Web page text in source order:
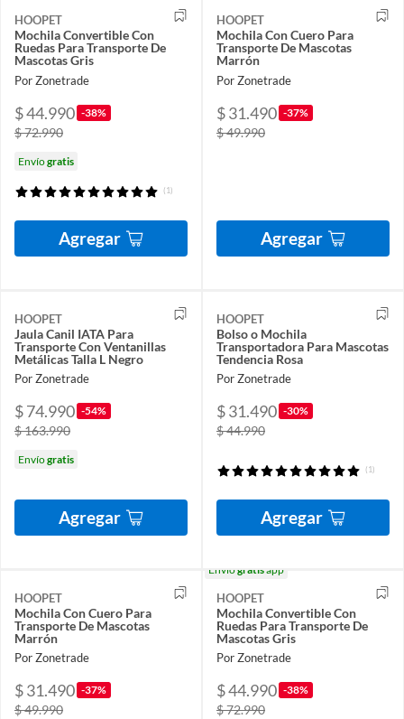
HOOPET
Mochila Convertible Con
Ruedas Para Transporte De
Mascotas Gris
Por Zonetrade
$ 44.990 -38%
$ 72.990
Envíogratis
(1)
Agregar
HOOPET
Mochila Con Cuero Para
Transporte De Mascotas
Marrón
Por Zonetrade
$ 31.490 -37%
$ 49.990
Agregar
HOOPET
Jaula Canil IATA Para
Transporte Con Ventanillas
Metálicas Talla L Negro
Por Zonetrade
$ 74.990 -54%
$ 163.990
Envíogratis
Agregar
HOOPET
Bolso o Mochila
Transportadora Para Mascotas
Tendencia Rosa
Por Zonetrade
$ 31.490 -30%
$ 44.990
(1)
Agregar
HOOPET
Mochila Con Cuero Para
Transporte De Mascotas
Marrón
Por Zonetrade
$ 31.490 -37%
$ 49.990
Envíogratisapp
HOOPET
Mochila Convertible Con
Ruedas Para Transporte De
Mascotas Gris
Por Zonetrade
$ 44.990 -38%
$ 72.990